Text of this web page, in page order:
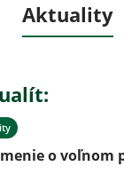
Aktuality
o voľnom